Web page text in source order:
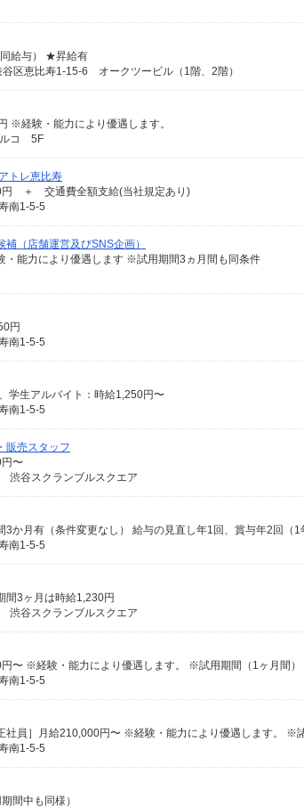
給与） ★昇給有
区恵比寿1-15-6 オークツービル（1階、2階）
※経験・能力により優遇します。
ルコ 5F
トレ恵比寿
円 ＋ 交通費全額支給(当社規定あり)
南1-5-5
（店舗運営及びSNS企画）
・能力により優遇します ※試用期間3ヵ月間も同条件
円
南1-5-5
学生アルバイト：時給1,250円〜
南1-5-5
販売スタッフ
円〜
渋谷スクランブルスクエア
南1-5-5
間3ヶ月は時給1,230円
渋谷スクランブルスクエア
円〜 ※経験・能力により優遇します。 ※試用期間（1ヶ月間）
南1-5-5
南1-5-5
間中も同様）